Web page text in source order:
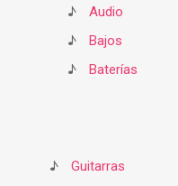
♪
Audio
♪
Bajos
♪
Baterías
♪
Guitarras